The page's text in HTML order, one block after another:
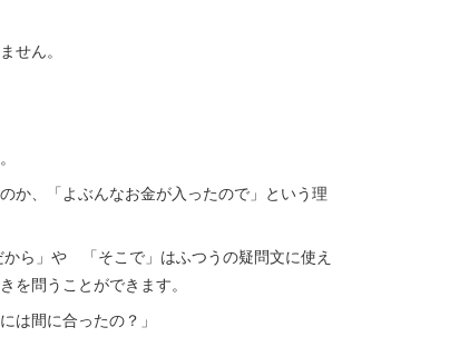
せん。
か、「よぶんなお金が入ったので」という理
ら」や 「そこで」はふつうの疑問文に使え
問うことができます。
間に合ったの？」